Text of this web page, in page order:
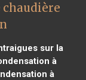
sur la
à
à